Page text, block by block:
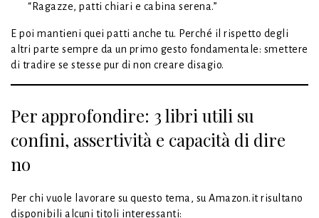
“Ragazze, patti chiari e cabina serena.”
E poi mantieni quei patti anche tu. Perché il rispetto degli
altri parte sempre da un primo gesto fondamentale: smettere
di tradire se stesse pur di non creare disagio.
Per approfondire: 3 libri utili su
confini, assertività e capacità di dire
no
Per chi vuole lavorare su questo tema, su Amazon.it risultano
disponibili alcuni titoli interessanti: